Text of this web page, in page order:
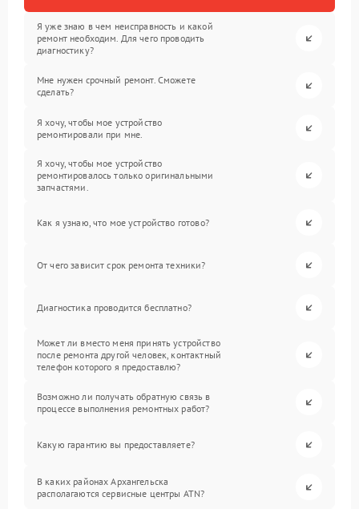
Я уже знаю в чем неисправность и какой
ремонт необходим. Для чего проводить
диагностику?
Мне нужен срочный ремонт. Сможете
сделать?
Я хочу, чтобы мое устройство
ремонтировали при мне.
Я хочу, чтобы мое устройство
ремонтировалось только оригинальными
запчастями.
Как я узнаю, что мое устройство готово?
От чего зависит срок ремонта техники?
Диагностика проводится бесплатно?
Может ли вместо меня принять устройство
после ремонта другой человек, контактный
телефон которого я предоставлю?
Возможно ли получать обратную связь в
процессе выполнения ремонтных работ?
Какую гарантию вы предоставляете?
В каких районах Архангельска
располагаются сервисные центры ATN?